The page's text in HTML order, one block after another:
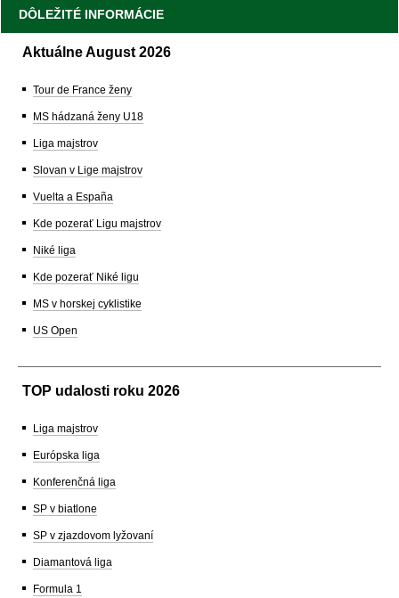
DÔLEŽITÉ INFORMÁCIE
Aktuálne August 2026
Tour de France ženy
MS hádzaná ženy U18
Liga majstrov
Slovan v Lige majstrov
Vuelta a España
Kde pozerať Ligu majstrov
Niké liga
Kde pozerať Niké ligu
MS v horskej cyklistike
US Open
TOP udalosti roku 2026
Liga majstrov
Európska liga
Konferenčná liga
SP v biatlone
SP v zjazdovom lyžovaní
Diamantová liga
Formula 1